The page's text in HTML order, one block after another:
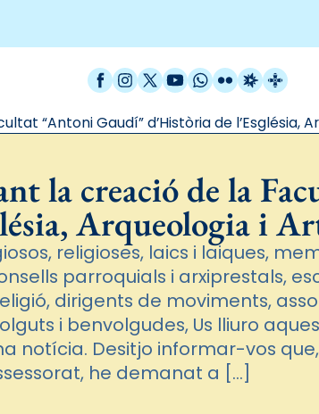
Facebook
Instagram
X / Twitter
YouTube
WhatsApp
FlickrRadio Estel
“Antoni Gaudí” d’Història de l’Església,
la creació de la
Arqueologia i
religioses, laics i laiques,
parroquials i arxiprestals,
dirigents de moviments,
i benvolgudes, Us lliuro
notícia. Desitjo informar-vos
he demanat a […]